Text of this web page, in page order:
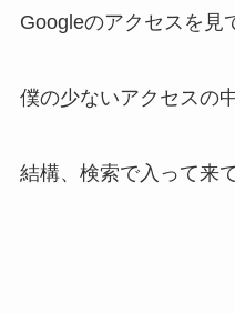
Googleのアクセスを見
僕の少ないアクセスの
結構、検索で入って来